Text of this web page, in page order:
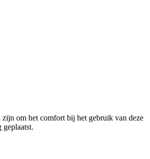
om het comfort bij het gebruik van deze
geplaatst.